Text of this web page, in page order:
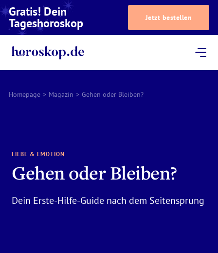
Gratis! Dein
Tageshoroskop Jetzt bestellen
Homepage > Magazin > Gehen oder Bleiben?
LIEBE & EMOTION
Gehen oder Bleiben?
Dein Erste-Hilfe-Guide nach dem Seitensprung